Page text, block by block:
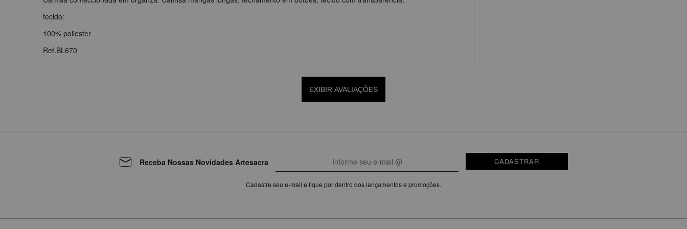
tecido:
100% poliester
Ref.BL670
EXIBIR AVALIAÇÕES
Receba Nossas Novidades Artesacra CADASTRAR
Cadastre seu e-mail e fique por dentro dos lançamentos e promoções.